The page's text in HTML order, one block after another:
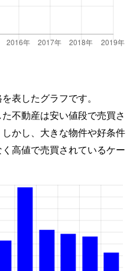
表したグラフです。
不動産は安い値段で売買さ
かし、大きな物件や好条件
高値で売買されているケー